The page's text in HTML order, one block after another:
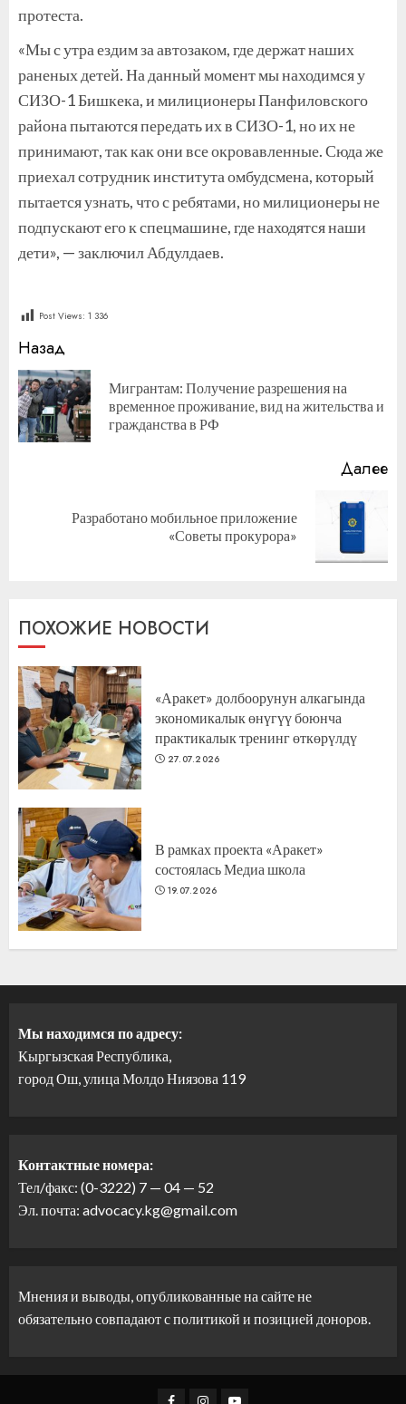
протеста.
«Мы с утра ездим за автозаком, где держат наших
раненых детей. На данный момент мы находимся у
СИЗО-1 Бишкека, и милиционеры Панфиловского
района пытаются передать их в СИЗО-1, но их не
принимают, так как они все окровавленные. Сюда же
приехал сотрудник института омбудсмена, который
пытается узнать, что с ребятами, но милиционеры не
подпускают его к спецмашине, где находятся наши
дети», — заключил Абдулдаев.
Post Views: 1 336
Продолжить
чтение
Назад
Мигрантам: Получение разрешения на
временное проживание, вид на жительства и
гражданства в РФ
Далее
СледующаяРазработано мобильное приложение
«Советы прокурора»
ПОХОЖИЕ НОВОСТИ
«Аракет» долбоорунун алкагында
экономикалык өнүгүү боюнча
практикалык тренинг өткөрүлдү
27.07.2026
В рамках проекта «Аракет»
состоялась Медиа школа
19.07.2026
Мы находимся по адресу:
Кыргызская Республика,
город Ош, улица Молдо Ниязова 119
Контактные номера:
Тел/факс: (0-3222) 7 — 04 — 52
Эл. почта: advocacy.kg@gmail.com
Мнения и выводы, опубликованные на сайте не
обязательно совпадают с политикой и позицией доноров.
Facebook
Instagram
Youtube